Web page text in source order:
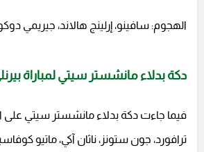
الهجوم: سافينو، إرلينج هالاند، جيريمي
دكة بدلاء مانشستر سيتي لمباراة
فيما جاءت دكة بدلاء مانشستر سيتي على
ترافورد، جون ستونز، ناثان آكي، ماتيو